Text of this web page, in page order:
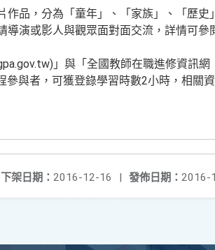
品，分為「童年」、「家族」、「歷史
導演或影人與觀眾面對面交流，詳情可參
」與「全國教師在職進修資訊網
與者，可獲登錄學習時數2小時，相關
發佈日期： 2016-
下架日期： 2016-12-16 |